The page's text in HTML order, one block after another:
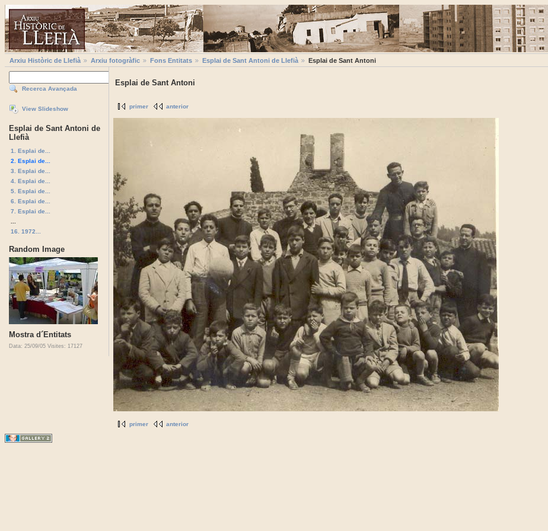
Arxiu Històric de Llefià Arxiu fotogràfic Fons Entitats Esplai de Sant Antoni de Llefià Esplai de Sant Antoni
Recerca Avançada
View Slideshow
Esplai de Sant Antoni de
Llefià
1. Esplai de...
2. Esplai de...
3. Esplai de...
4. Esplai de...
5. Esplai de...
6. Esplai de...
7. Esplai de...
16. 1972...
Random Image
Mostra d´Entitats
Data: 25/09/05 Visites: 17127
Esplai de Sant Antoni
primer anterior
primer anterior